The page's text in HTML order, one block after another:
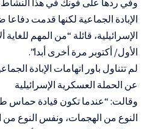
الإبادة الجماعية لكنها قدمت
الأول/ أكتوبر مرة أخرى أبدا”.
لم تتناول باور اتهامات الإبادة
عن الحملة العسكرية الإسرائيلية
وقالت: “عندما تكون قيادة حماس
النوع من الهجمات، ونفس النوع من